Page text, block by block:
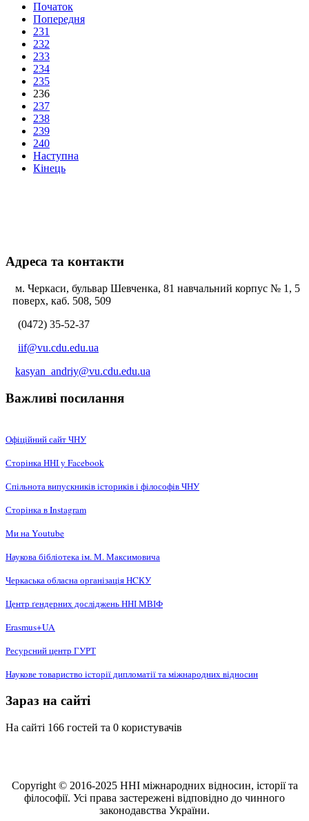
Початок
Попередня
231
232
233
234
235
236
237
238
239
240
Наступна
Кінець
Адреса та контакти
м. Черкаси, бульвар Шевченка, 81 навчальний корпус № 1, 5
поверх, каб. 508, 509
(0472) 35-52-37
iif@vu.cdu.edu.ua
kasyan_andriy@vu.cdu.edu.ua
Важливі посилання
Офіційний сайт ЧНУ
Сторінка ННІ у Facebook
Спільнота випускників істориків і філософів ЧНУ
Сторінка в Instagram
Ми на Youtube
Наукова бібліотека ім. М. Максимовича
Черкаська обласна організація НCКУ
Центр ґендерних досліджень ННІ МВІФ
Erasmus+UA
Ресурсний центр ГУРТ
Наукове товариство історії дипломатії та міжнародних відносин
Зараз на сайті
На сайті 166 гостей та 0 користувачів
Copyright © 2016-2025 ННІ міжнародних відносин, історії та
філософії. Усі права застережені відповідно до чинного
законодавства України.